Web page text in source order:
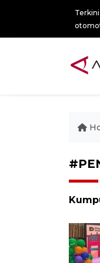
Terkini